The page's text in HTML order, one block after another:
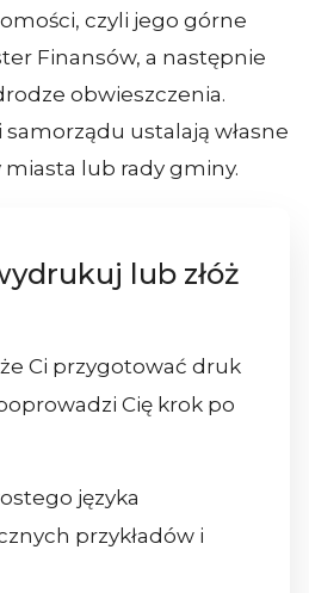
czyli jego górne
Finansów, a następnie
obwieszczenia.
ustalają własne
miasta lub rady gminy.
lub złóż
Ci przygotować druk
Cię krok po
języka
przykładów i